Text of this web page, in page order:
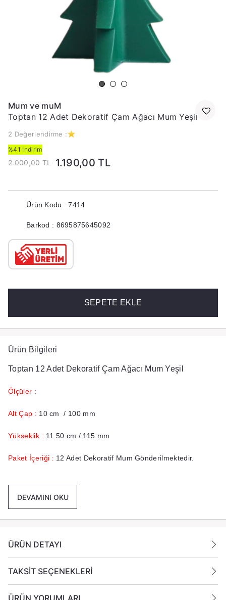
Mum ve muM
Toptan 12 Adet Dekoratif Çam Ağacı Mum Yeşil
2 Değerlendirme :
%41 İndirim
2.000,00 TL 1.190,00 TL
Ürün Kodu : 7414
Barkod : 8695875645092
SEPETE EKLE
Ürün Bilgileri
Toptan 12 Adet Dekoratif Çam Ağacı Mum Yeşil
Ölçüler :
Alt Çap : 10 cm / 100 mm
Yükseklik : 11.50 cm / 115 mm
Paket İçeriği : 12 Adet Dekoratif Mum Gönderilmektedir.
Yanan bir mumun durumunu belirli aralıklarla kontrol edin.
DEVAMINI OKU
ÜRÜN DETAYI
TAKSİT SEÇENEKLERİ
ÜRÜN YORUMLARI